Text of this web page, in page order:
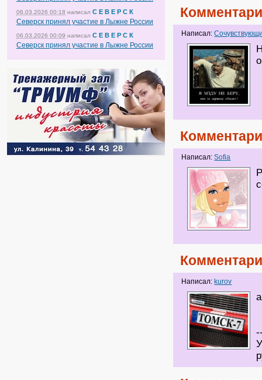
06.03.2026 00:18 написал С Е В Е Р С К
Северск принял участие в Лыжне России
06.03.2026 00:09 написал С Е В Е Р С К
Северск принял участие в Лыжне России
Написал:
Написал:Sofia
Написал: kurov